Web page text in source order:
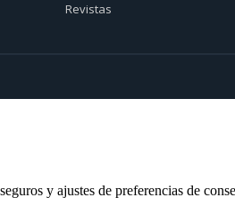
Revistas
y ajustes de preferencias de